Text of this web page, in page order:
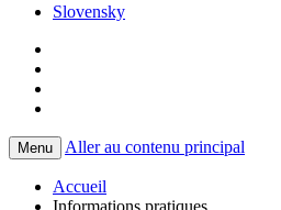
Slovensky
Menu Aller au contenu principal
Accueil
Informations pratiques